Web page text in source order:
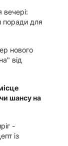
вечері:
поради для
нового
від
шансу на
-
із